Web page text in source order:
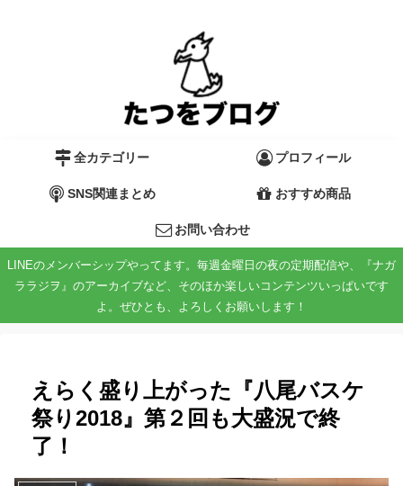
全カテゴリー プロフィール
SNS関連まとめ おすすめ商品
お問い合わせ
LINEのメンバーシップやってます。毎週金曜日の夜の定期配信や、『ナガ
ララジヲ』のアーカイブなど、そのほか楽しいコンテンツいっぱいです
よ。ぜひとも、よろしくお願いします！
えらく盛り上がった『八尾バスケ
祭り2018』第２回も大盛況で終
了！